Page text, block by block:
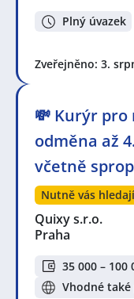
Plný úvazek
Zveřejněno: 3.
💸 Kurýr pro
odměna až
včetně
Nutně vás hledají
Quixy s.r.o.
Praha
35 000 – 100
Vhodné